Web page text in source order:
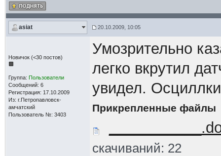
asiat 20.10.2009, 10:05
Новичок (<30 постов)
Группа: Пользователи
Сообщений: 6
Регистрация: 17.10.2009
Из: г.Петропавловск-
амчатский
Пользователь №: 3403
Умозрительно
легко вкрутил
увидел.
Прикрепленные файлы
скачиваний: 22